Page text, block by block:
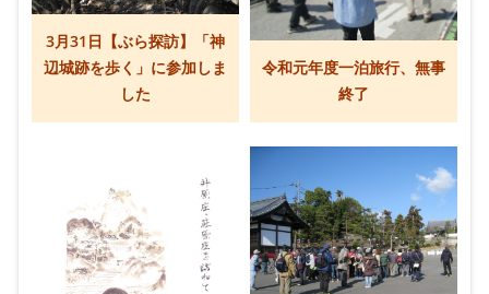
3月31日【ぶら探訪】「神
辺城跡を歩く」に参加しま
した
令和元年度一泊旅行、無事
終了